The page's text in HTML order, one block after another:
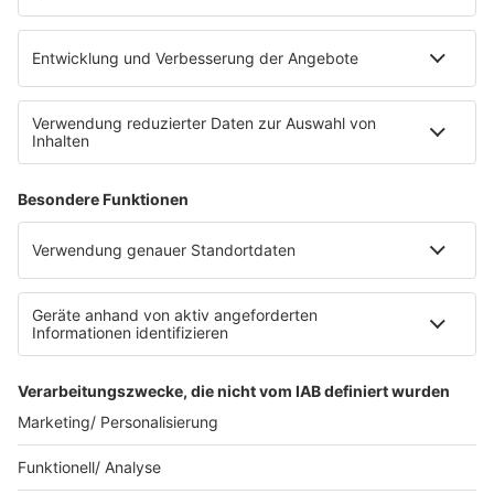
eröffnet. Direkt an der Medizinischen Klinik bietet es
E-Bikes über eine Photovoltaikanlage auf dem …
Impressum
Datenschutzerklärung
Datenschutzeinstellungen
Radioplayer